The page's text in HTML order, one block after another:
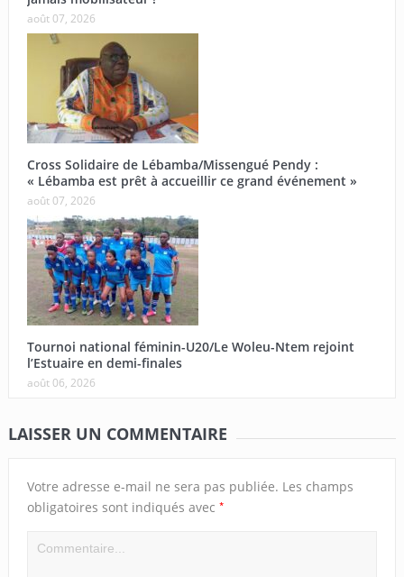
août 07, 2026
Cross Solidaire de Lébamba/Missengué Pendy :
« Lébamba est prêt à accueillir ce grand événement »
août 07, 2026
Tournoi national féminin-U20/Le Woleu-Ntem rejoint
l’Estuaire en demi-finales
août 06, 2026
LAISSER UN COMMENTAIRE
Votre adresse e-mail ne sera pas publiée. Les champs
obligatoires sont indiqués avec *